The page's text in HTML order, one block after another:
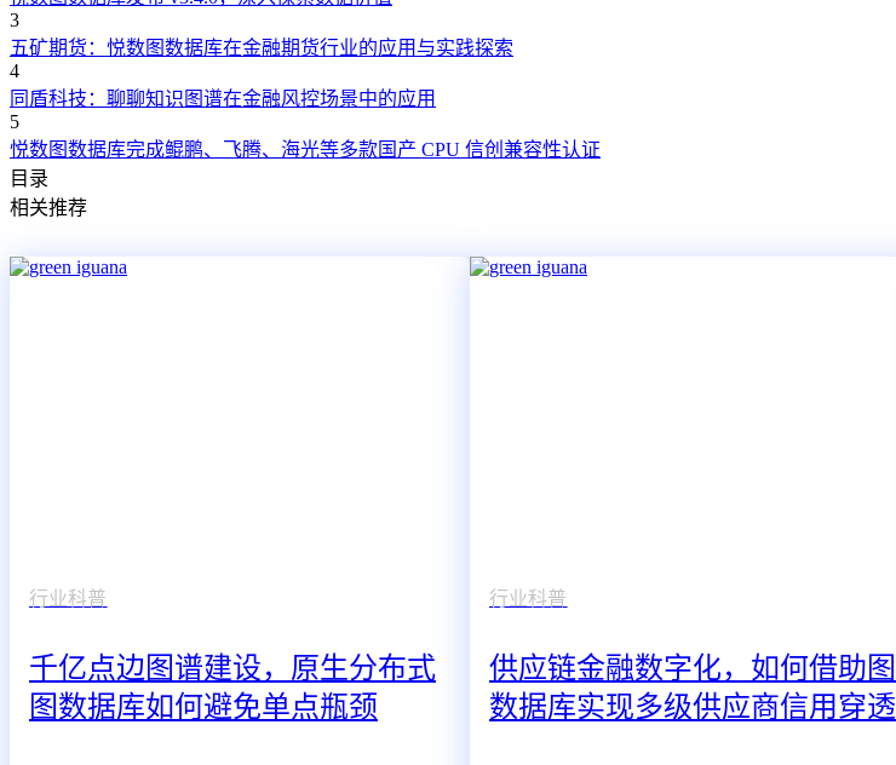
3
五矿期货：悦数图数据库在金融期货行业的应用与实践探索
4
同盾科技：聊聊知识图谱在金融风控场景中的应用
5
悦数图数据库完成鲲鹏、飞腾、海光等多款国产 CPU 信创兼容性认证
目录
相关推荐
行业科普
千亿点边图谱建设，原生分布式
图数据库如何避免单点瓶颈
行业科普
供应链金融数字化，如何借助图
数据库实现多级供应商信用穿透